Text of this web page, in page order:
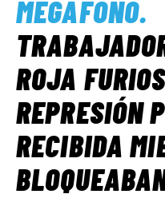
INFORMES
FUERA DE
EL LADO «G»
MEGÁFONO.
ROJA
REPRESIÓN
RECIBIDA